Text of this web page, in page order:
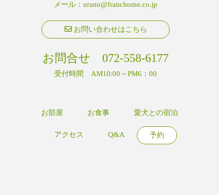
メール：urano@franchome.co.jp
お問い合わせはこちら
お問合せ 072-558-6177
受付時間 AM10:00～PM6：00
お部屋 お食事 愛犬との宿泊
アクセス Q&A 予約